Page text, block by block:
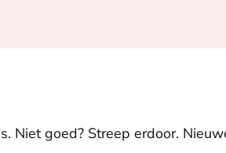
Niet goed? Streep erdoor.